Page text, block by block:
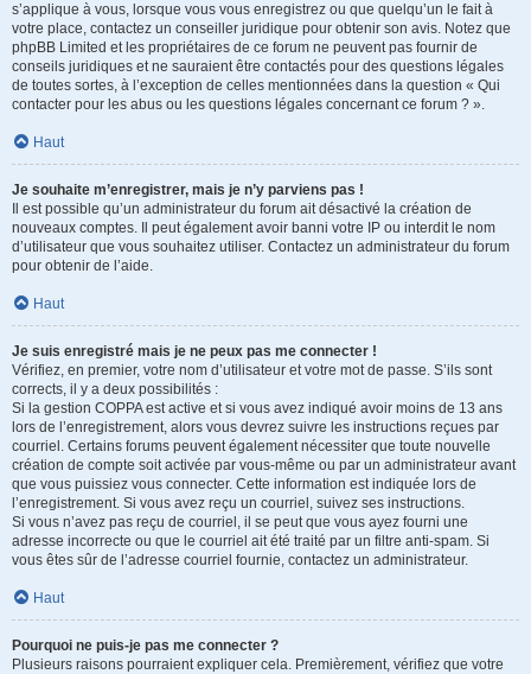
s’applique à vous, lorsque vous vous enregistrez ou que quelqu’un le fait à
votre place, contactez un conseiller juridique pour obtenir son avis. Notez que
phpBB Limited et les propriétaires de ce forum ne peuvent pas fournir de
conseils juridiques et ne sauraient être contactés pour des questions légales
de toutes sortes, à l’exception de celles mentionnées dans la question « Qui
contacter pour les abus ou les questions légales concernant ce forum ? ».
Haut
Je souhaite m’enregistrer, mais je n’y parviens pas !
Il est possible qu’un administrateur du forum ait désactivé la création de
nouveaux comptes. Il peut également avoir banni votre IP ou interdit le nom
d’utilisateur que vous souhaitez utiliser. Contactez un administrateur du forum
pour obtenir de l’aide.
Haut
Je suis enregistré mais je ne peux pas me connecter !
Vérifiez, en premier, votre nom d’utilisateur et votre mot de passe. S’ils sont
corrects, il y a deux possibilités :
Si la gestion COPPA est active et si vous avez indiqué avoir moins de 13 ans
lors de l’enregistrement, alors vous devrez suivre les instructions reçues par
courriel. Certains forums peuvent également nécessiter que toute nouvelle
création de compte soit activée par vous-même ou par un administrateur avant
que vous puissiez vous connecter. Cette information est indiquée lors de
l’enregistrement. Si vous avez reçu un courriel, suivez ses instructions.
Si vous n’avez pas reçu de courriel, il se peut que vous ayez fourni une
adresse incorrecte ou que le courriel ait été traité par un filtre anti-spam. Si
vous êtes sûr de l’adresse courriel fournie, contactez un administrateur.
Haut
Pourquoi ne puis-je pas me connecter ?
Plusieurs raisons pourraient expliquer cela. Premièrement, vérifiez que votre